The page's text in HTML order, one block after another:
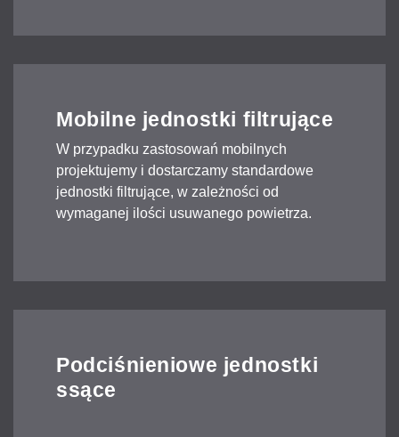
Mobilne jednostki filtrujące
W przypadku zastosowań mobilnych
projektujemy i dostarczamy standardowe
jednostki filtrujące, w zależności od
wymaganej ilości usuwanego powietrza.
Podciśnieniowe jednostki
ssące